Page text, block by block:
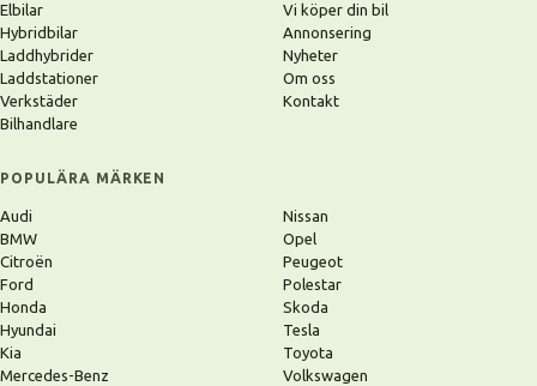
Elbilar
Hybridbilar
Laddhybrider
Laddstationer
Verkstäder
Bilhandlare
Vi köper din bil
Annonsering
Nyheter
Om oss
Kontakt
POPULÄRA MÄRKEN
Audi
BMW
Citroën
Ford
Honda
Hyundai
Kia
Mercedes-Benz
Nissan
Opel
Peugeot
Polestar
Skoda
Tesla
Toyota
Volkswagen